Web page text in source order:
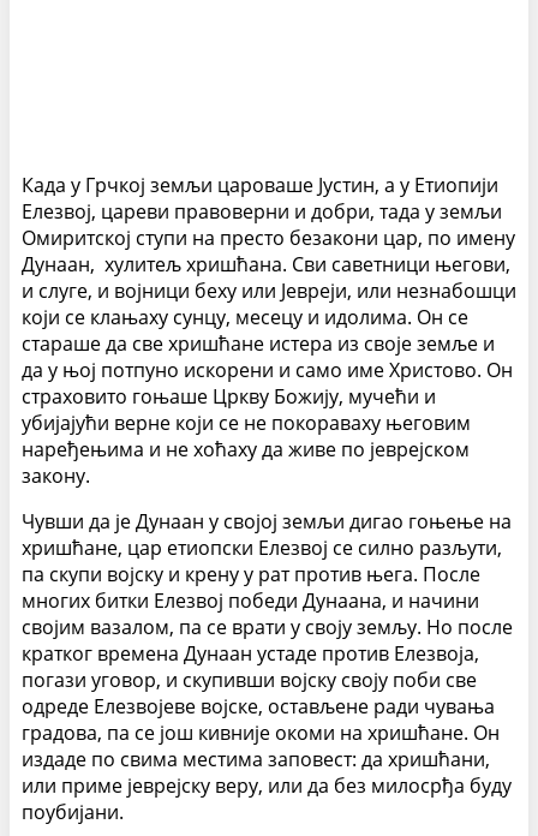
Када у Грчкој земљи цароваше Јустин, а y Етиопији
Елезвој, цареви правоверни и добри, тада у земљи
Омиритској ступи на престо безакони цар, по имену
Дунаан, хулитељ хришћана. Сви саветници његови,
и слуге, и војници беху или Јевреји, или незнабошци
који се клањаху сунцу, месецу и идолима. Он се
стараше да све хришћане истера из своје земље и
да у њој потпуно искорени и само име Христово. Он
страховито гоњаше Цркву Божију, мучећи и
убијајући верне који се не покораваху његовим
наређењима и не хоћаху да живе по јеврејском
закону.
Чувши да је Дунаан у својој земљи дигао гоњење на
хришћане, цар етиопски Елезвој се силно разљути,
па скупи војску и крену у рат против њега. После
многих битки Елезвој победи Дунаана, и начини
својим вазалом, па се врати у своју земљу. Но после
кратког времена Дунаан устаде против Елезвоја,
погази уговор, и скупивши војску своју поби све
одреде Елезвојеве војске, остављене ради чувања
градова, па се још кивније окоми на хришћане. Он
издаде по свима местима заповест: да хришћани,
или приме јеврејску веру, или да без милосрђа буду
поубијани.